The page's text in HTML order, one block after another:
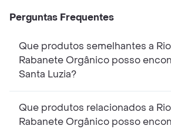
Perguntas Frequentes
Que produtos semelhantes a
Rabanete Orgânico posso
Santa Luzia?
Que produtos relacionados a
Rabanete Orgânico posso